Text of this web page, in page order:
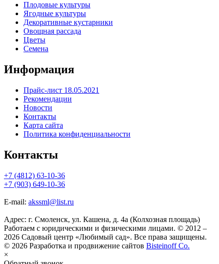
Плодовые культуры
Ягодные культуры
Декоративные кустарники
Овощная рассада
Цветы
Семена
Информация
Прайс-лист 18.05.2021
Рекомендации
Новости
Контакты
Карта сайта
Политика конфиденциальности
Контакты
+7 (4812) 63-10-36
+7 (903) 649-10-36
E-mail: akssml@list.ru
Адрес: г. Смоленск, ул. Кашена, д. 4а (Колхозная площадь)
Работаем с юридическими и физическими лицами. © 2012 –
2026 Садовый центр «Любимый сад». Все права защищены.
© 2026 Разработка и продвижение сайтов Bisteinoff Co.
×